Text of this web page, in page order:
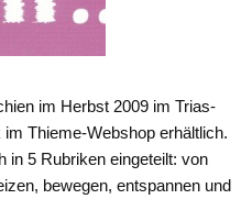
im Herbst 2009 im Trias-
Thieme-Webshop erhältlich.
in 5 Rubriken eingeteilt: von
bewegen, entspannen und